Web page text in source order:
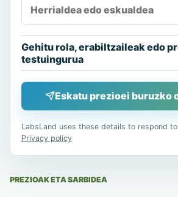
PREZIOAK ETA SARBIDEA
Gehitu rola, erabiltzaileak edo
testuingurua
Eskatu prezioei buruzko
LabsLand uses these details to respond
Privacy policy